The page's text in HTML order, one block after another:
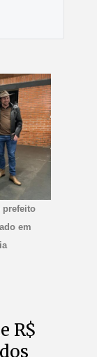
prefeito
em
R$